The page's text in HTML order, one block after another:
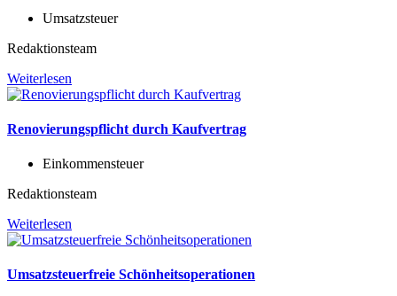
Umsatzsteuer
Redaktionsteam
Weiterlesen
Renovierungspflicht durch Kaufvertrag
Einkommensteuer
Redaktionsteam
Weiterlesen
Umsatzsteuerfreie Schönheitsoperationen